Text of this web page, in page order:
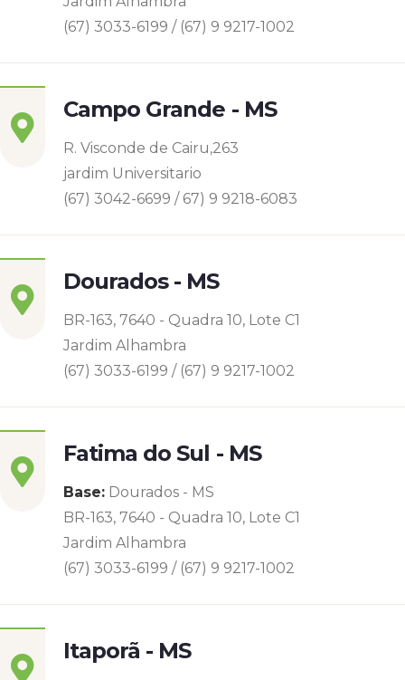
(67) 3033-6199 / (67) 9 9217-1002
Campo Grande - MS
R. Visconde de Cairu,263
jardim Universitario
(67) 3042-6699 / 67) 9 9218-6083
Dourados - MS
BR-163, 7640 - Quadra 10, Lote C1
Jardim Alhambra
(67) 3033-6199 / (67) 9 9217-1002
Fatima do Sul - MS
Base: Dourados - MS
BR-163, 7640 - Quadra 10, Lote C1
Jardim Alhambra
(67) 3033-6199 / (67) 9 9217-1002
Itaporã - MS